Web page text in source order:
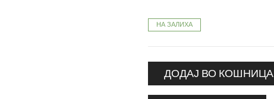
НА ЗАЛИХА
ДОДАЈ ВО КОШНИЦА